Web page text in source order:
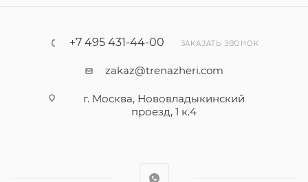
+7 495 431-44-00 ЗАКАЗАТЬ ЗВОНОК
zakaz@trenazheri.com
г. Москва, Нововладыкинский
проезд, 1 к.4